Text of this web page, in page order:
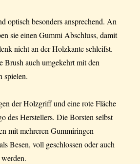
optisch besonders ansprechend. An
sie einen Gummi Abschluss, damit
nicht an der Holzkante schleifst.
Brush auch umgekehrt mit den
spielen.
der Holzgriff und eine rote Fläche
des Herstellers. Die Borsten selbst
mit mehreren Gummiringen
Besen, voll geschlossen oder auch